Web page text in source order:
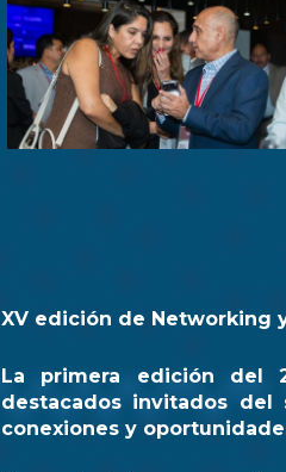
XV edición de Networking
La primera edición del
destacados invitados
conexiones y